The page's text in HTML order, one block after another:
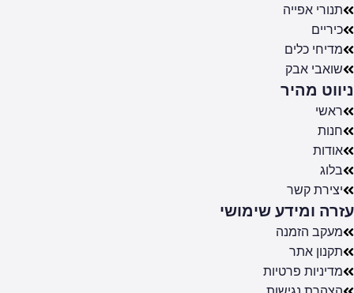
תנורי אפייה
כיריים
מדיחי כלים
שואבי אבק
ניווט מהיר
ראשי
חנות
אודות
בלוג
יצירת קשר
עזרה ומידע שימושי
מעקב הזמנה
תקנון אתר
מדיניות פרטיות